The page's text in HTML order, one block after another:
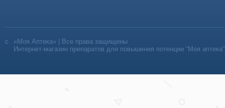
«Моя Аптека» | Все права защищены
Интернет-магазин препаратов для повышения потенции “Моя